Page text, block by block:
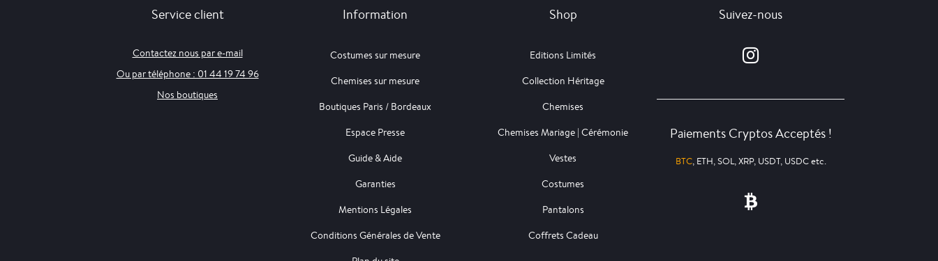
Service client
Contactez nous par e-mail
Ou par téléphone : 01 44 19 74 96
Nos boutiques
Information
Costumes sur mesure
Chemises sur mesure
Boutiques Paris / Bordeaux
Espace Presse
Guide & Aide
Garanties
Mentions Légales
Conditions Générales de Vente
Shop
Editions Limités
Collection Héritage
Chemises
Chemises Mariage | Cérémonie
Vestes
Costumes
Pantalons
Coffrets Cadeau
Suivez-nous
Paiements Cryptos Acceptés !
BTC, ETH, SOL, XRP, USDT, USDC etc.